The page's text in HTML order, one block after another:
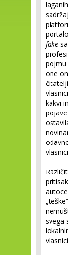
fake
pojmu
one
kakvi
svega